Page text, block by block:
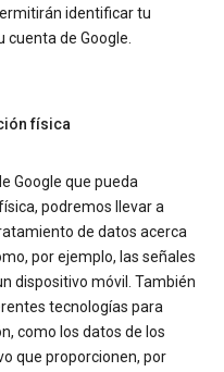
identificar tu
cuenta de Google.
física
Google que pueda
podremos llevar a
de datos acerca
por ejemplo, las señales
dispositivo móvil. También
tecnologías para
como los datos de los
que proporcionen, por